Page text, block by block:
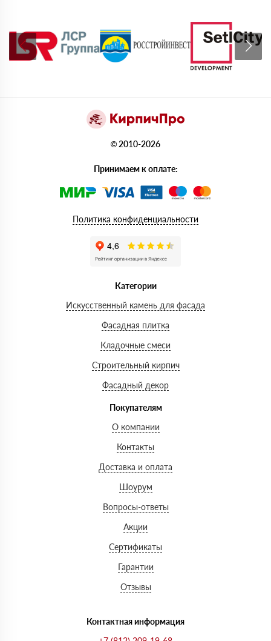
© 2010-2026
Принимаем к оплате:
Политика конфиденциальности
Категории
Искусственный камень для фасада
Фасадная плитка
Кладочные смеси
Строительный кирпич
Фасадный декор
Покупателям
О компании
Контакты
Доставка и оплата
Шоурум
Вопросы-ответы
Акции
Сертификаты
Гарантии
Отзывы
Контактная информация